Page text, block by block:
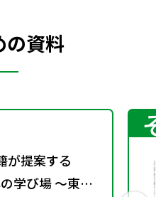
の資料
が提案する
学び場 ～東京